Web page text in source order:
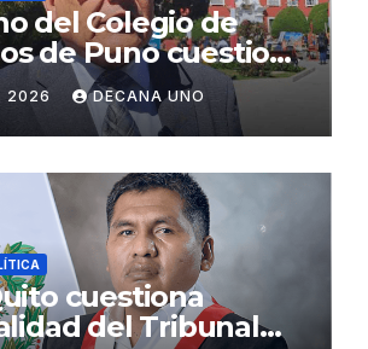
del Colegio de
de Puno cuestiona
sobre seguridad
2026 DECANA UNO
cuestiona
del Tribunal